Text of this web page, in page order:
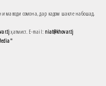
маводи сомона, дар кадом шакле набошад,
ҳатмист. E-mail: niat@khovar.tj